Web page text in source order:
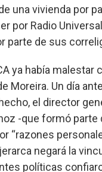
una vivienda por
por Radio
parte de sus
ya había malestar
Moreira. Un día
el director
-que formó parte
“razones
negará la
políticas